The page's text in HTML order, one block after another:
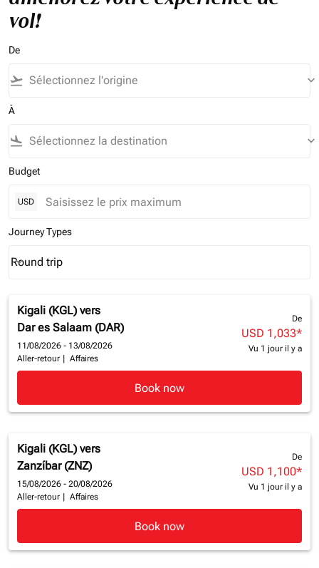
vol!
De
flight_takeoff keyboard_arrow_down
À
flight_land keyboard_arrow_down
Budget
USD
Journey Types
Journey Types option Round trip Selected
Round trip
keyboard_arrow_down
Kigali (KGL) vers
Dar es Salaam (DAR)
11/08/2026 - 13/08/2026
Aller-retour
Affaires
De
USD 1,033*
Vu 1 jour il y a
Book now
Kigali (KGL) vers
Zanzíbar (ZNZ)
15/08/2026 - 20/08/2026
Aller-retour
Affaires
De
USD 1,100*
Vu 1 jour il y a
Book now